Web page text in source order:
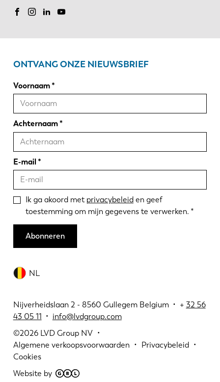
NL
Nijverheidslaan 2 - 8560 Gullegem Belgium • + 32 56
43 05 11 • info@lvdgroup.com
©2026 LVD Group NV
Algemene verkoopsvoorwaarden
Privacybeleid
Cookies
Website by
ONTVANG ONZE NIEUWSBRIEF
Voornaam
Achternaam
E-mail
Ik ga akoord met privacybeleid en geef
toestemming om mijn gegevens te verwerken.
Abonneren